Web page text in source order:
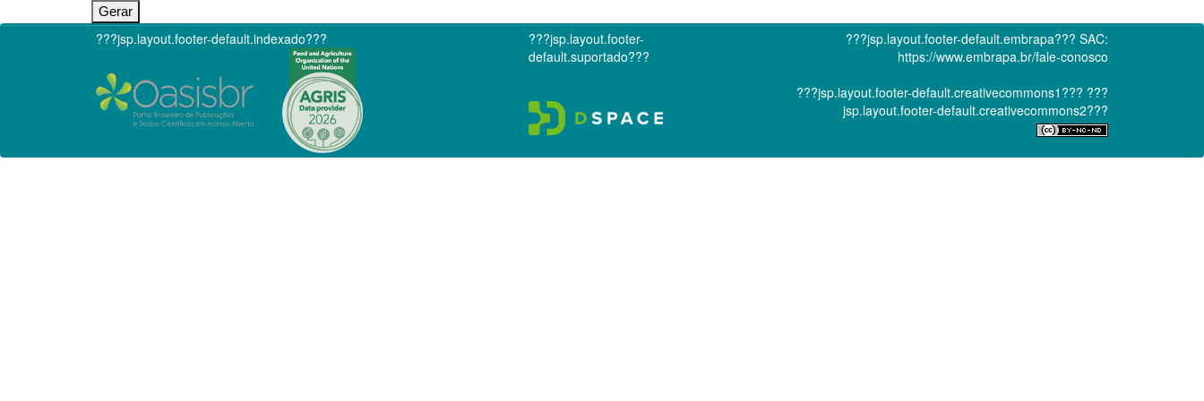
???jsp.layout.footer-default.indexado???
???jsp.layout.footer-
default.suportado???
???jsp.layout.footer-default.embrapa??? SAC:
https://www.embrapa.br/fale-conosco
???jsp.layout.footer-default.creativecommons1??? ???
jsp.layout.footer-default.creativecommons2???